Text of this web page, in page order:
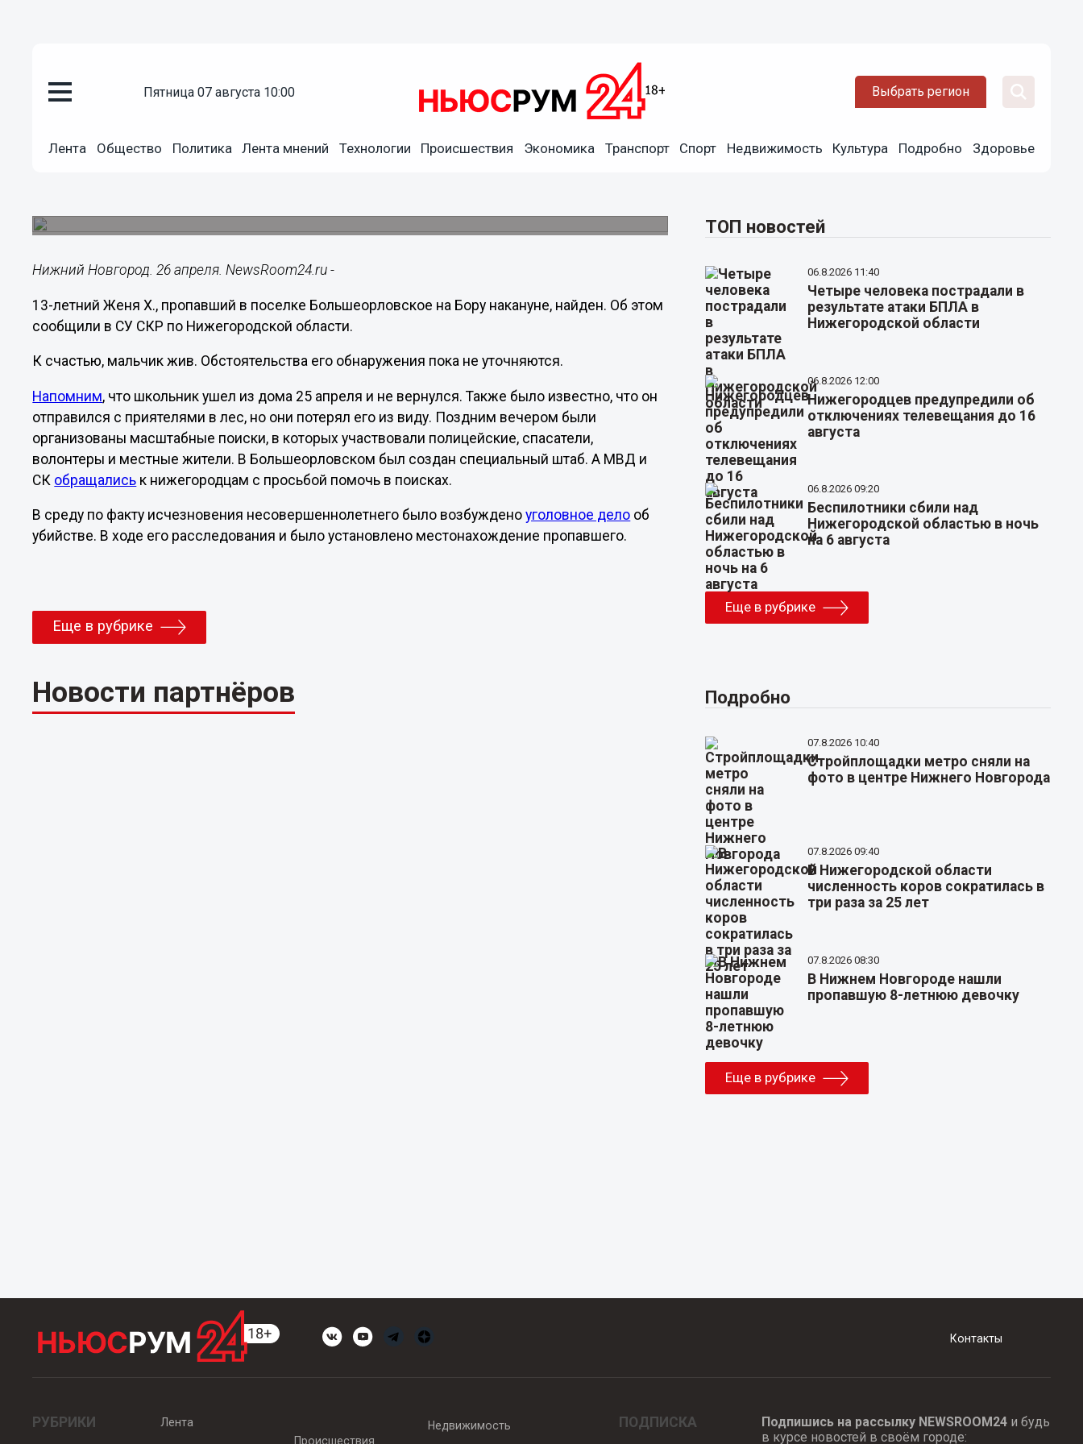
пятница 07 августа 10:00 Выбрать регион
Лента Общество Политика Лента мнений Технологии Происшествия Экономика Транспорт Спорт Недвижимость Культура Подробно Здоровье
Пропавший в лесу 13-летний подросток найден живым на
Нижний Новгород. 26 апреля. NewsRoom24.ru -
13-летний Женя Х., пропавший в поселке Большеорловское на Бору накануне, найден. Об этом
сообщили в СУ СКР по Нижегородской области.
К счастью, мальчик жив. Обстоятельства его обнаружения пока не уточняются.
Напомним, что школьник ушел из дома 25 апреля и не вернулся. Также было известно, что он
отправился с приятелями в лес, но они потерял его из виду. Поздним вечером были
организованы масштабные поиски, в которых участвовали полицейские, спасатели,
волонтеры и местные жители. В Большеорловском был создан специальный штаб. А МВД и
СК обращались к нижегородцам с просьбой помочь в поисках.
В среду по факту исчезновения несовершеннолетнего было возбужденоуголовное дело об
убийстве. В ходе его расследования и было установлено местонахождение пропавшего.
Еще в рубрике
Новости партнёров
ТОП новостей
06.8.2026 11:40
Четыре человека пострадали в
результате атаки БПЛА в
Нижегородской области
06.8.2026 12:00
Нижегородцев предупредили об
отключениях телевещания до 16
августа
06.8.2026 09:20
Беспилотники сбили над
Нижегородской областью в ночь
на 6 августа
Еще в рубрике
Подробно
07.8.2026 10:40
Стройплощадки метро сняли на
фото в центре Нижнего Новгорода
07.8.2026 09:40
В Нижегородской области
численность коров сократилась в
три раза за 25 лет
07.8.2026 08:30
В Нижнем Новгороде нашли
пропавшую 8-летнюю девочку
Еще в рубрике
Контакты
РУБРИКИ
Лента
Происшествия
Недвижимость ПОДПИСКА Подпишись на рассылку NEWSROOM24и будь
в курсе новостей в своём городе: